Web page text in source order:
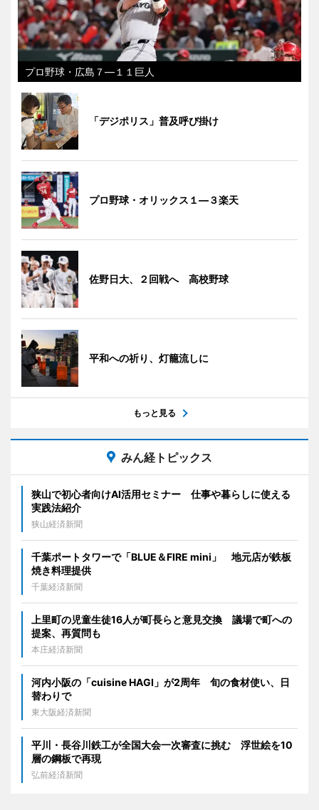
プロ野球・広島７―１１巨人
「デジポリス」普及呼び掛け
プロ野球・オリックス１―３楽天
佐野日大、２回戦へ 高校野球
平和への祈り、灯籠流しに
もっと見る
みん経トピックス
狭山で初心者向けAI活用セミナー 仕事や暮らしに使える
実践法紹介
狭山経済新聞
千葉ポートタワーで「BLUE＆FIRE mini」 地元店が鉄板
焼き料理提供
千葉経済新聞
上里町の児童生徒16人が町長らと意見交換 議場で町への
提案、再質問も
本庄経済新聞
河内小阪の「cuisine HAGI」が2周年 旬の食材使い、日
替わりで
東大阪経済新聞
平川・長谷川鉄工が全国大会一次審査に挑む 浮世絵を10
層の鋼板で再現
弘前経済新聞